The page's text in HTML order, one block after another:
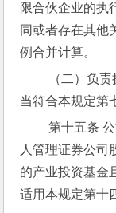
限合伙企业的执
同或者存在其他
例合并计算。
当符合本规定第
第十五条 公司制基金入股证券公司且委托基金管理
人管理证券公司
的产业投资基金
适用本规定第十